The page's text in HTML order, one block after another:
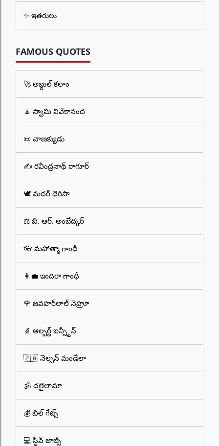
✨ ఇతరులు
FAMOUS QUOTES
🚀 అబ్దుల్ కలాం
🧘 స్వామి వివేకానంద
📜 చాణక్యుడు
✍️ రవీంద్రనాథ్ ఠాగూర్
🕊️ మదర్ థెరిసా
⚖️ బి. ఆర్. అంబేద్కర్
👓 మహాత్మా గాంధీ
👩‍💼 ఇందిరా గాంధీ
🌹 జవహర్‌లాల్ నెహ్రూ
🔬 ఆల్బర్ట్ ఐన్స్టీన్
🇿🇦 నెల్సన్ మండేలా
🕉️ దలైలామా
💰 బిల్ గేట్స్
💻 స్టీవ్ జాబ్స్